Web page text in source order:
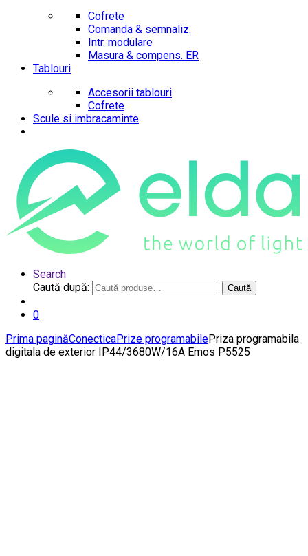
Cofrete
Comanda & semnaliz.
Intr. modulare
Masura & compens. ER
Tablouri
Accesorii tablouri
Cofrete
Scule si imbracaminte
Search
Caută după:
Caută
0
Prima paginăConecticaPrize programabilePriza programabila
digitala de exterior IP44/3680W/16A Emos P5525